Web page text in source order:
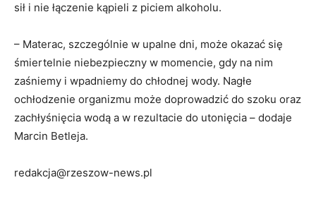
sił i nie łączenie kąpieli z piciem alkoholu.
– Materac, szczególnie w upalne dni, może okazać się
śmiertelnie niebezpieczny w momencie, gdy na nim
zaśniemy i wpadniemy do chłodnej wody. Nagłe
ochłodzenie organizmu może doprowadzić do szoku oraz
zachłyśnięcia wodą a w rezultacie do utonięcia – dodaje
Marcin Betleja.
redakcja@rzeszow-news.pl